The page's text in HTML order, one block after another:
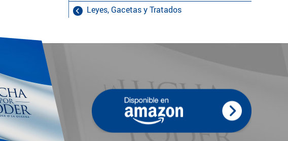
Leyes, Gacetas y Tratados